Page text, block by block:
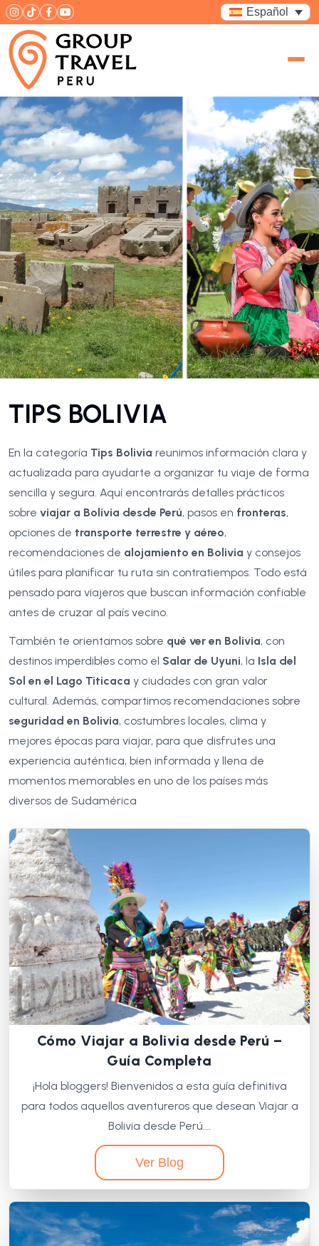
Español
TIPS BOLIVIA
En la categoría Tips Bolivia reunimos información clara y
actualizada para ayudarte a organizar tu viaje de forma
sencilla y segura. Aquí encontrarás detalles prácticos
sobre viajar a Bolivia desde Perú, pasos en fronteras,
opciones de transporte terrestre y aéreo,
recomendaciones de alojamiento en Bolivia y consejos
útiles para planificar tu ruta sin contratiempos. Todo está
pensado para viajeros que buscan información confiable
antes de cruzar al país vecino.
También te orientamos sobre qué ver en Bolivia, con
destinos imperdibles como el Salar de Uyuni, la Isla del
Sol en el Lago Titicaca y ciudades con gran valor
cultural. Además, compartimos recomendaciones sobre
seguridad en Bolivia, costumbres locales, clima y
mejores épocas para viajar, para que disfrutes una
experiencia auténtica, bien informada y llena de
momentos memorables en uno de los países más
diversos de Sudamérica
Cómo Viajar a Bolivia desde Perú –
Guía Completa
¡Hola bloggers! Bienvenidos a esta guía definitiva
para todos aquellos aventureros que desean Viajar a
Bolivia desde Perú.…
Ver Blog